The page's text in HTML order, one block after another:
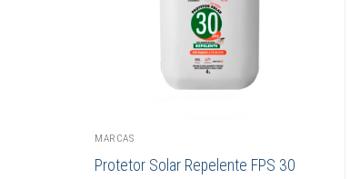
MARCAS
Protetor Solar Repelente FPS 30